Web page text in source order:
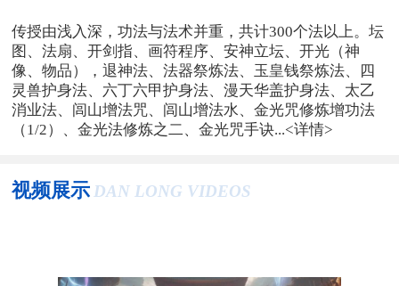
传授由浅入深，功法与法术并重，共计300个法以上。坛
图、法扇、开剑指、画符程序、安神立坛、开光（神
像、物品），退神法、法器祭炼法、玉皇钱祭炼法、四
灵兽护身法、六丁六甲护身法、漫天华盖护身法、太乙
消业法、闾山增法咒、闾山增法水、金光咒修炼增功法
（1/2）、金光法修炼之二、金光咒手诀...<详情>
视频展示 DAN LONG VIDEOS